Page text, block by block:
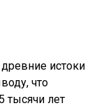
истоки
что
тысячи лет